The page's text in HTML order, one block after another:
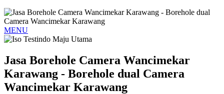
MENU
Jasa Borehole Camera Wancimekar
Karawang - Borehole dual Camera
Wancimekar Karawang